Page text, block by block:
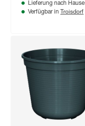
Lieferung nach Hause
Verfügbar in Troisdorf